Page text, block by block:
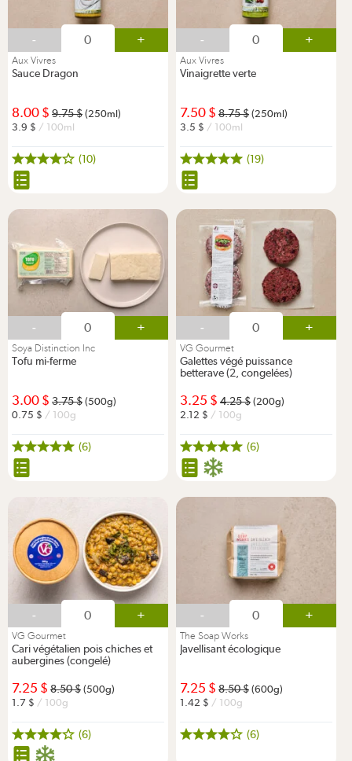
- +
Aux Vivres
Sauce Dragon
8.00 9.75
(250ml)
3.9
/ 100ml
(10)
- +
Aux Vivres
Vinaigrette verte
7.50 8.75
(250ml)
3.5
/ 100ml
(19)
- +
Soya Distinction Inc
Tofu mi-ferme
3.00 3.75
(500g)
0.75
/ 100g
(6)
- +
VG Gourmet
Galettes végé puissance
betterave (2, congelées)
3.25 4.25
(200g)
2.12
/ 100g
(6)
- +
VG Gourmet
Cari végétalien pois chiches et
aubergines (congelé)
7.25 8.50
(500g)
1.7
/ 100g
(6)
- +
The Soap Works
Javellisant écologique
7.25 8.50
(600g)
1.42
/ 100g
(6)